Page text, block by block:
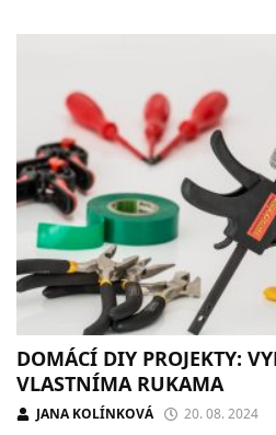
DOMÁCÍ DIY PROJEKTY:
VLASTNÍMA RUKAMA
JANA KOLÍNKOVÁ 20. 08. 2024